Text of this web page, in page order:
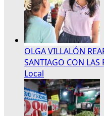
OLGA VILLALÓN
SANTIAGO CON
Local